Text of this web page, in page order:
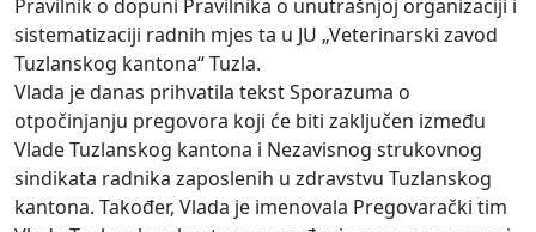
Pravilnik o dopuni Pravilnika o unutrašnjoj organizaciji i
sistematizaciji radnih mjes ta u JU „Veterinarski zavod
Tuzlanskog kantona“ Tuzla.
Vlada je danas prihvatila tekst Sporazuma o
otpočinjanju pregovora koji će biti zaključen između
Vlade Tuzlanskog kantona i Nezavisnog strukovnog
sindikata radnika zaposlenih u zdravstvu Tuzlanskog
kantona. Također, Vlada je imenovala Pregovarački tim